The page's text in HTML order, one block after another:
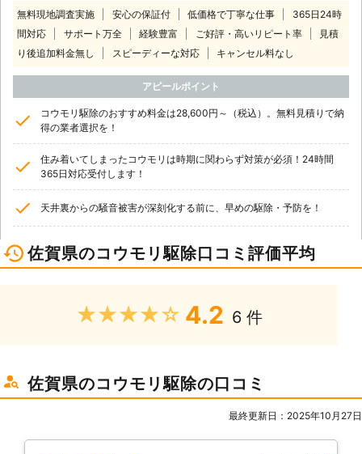
無料現地調査実施 安心の保証付 低価格で丁寧な仕事
365日24時
間対応
サポート万全 経験豊富 ご好評・高いリピート率
見積
り後追加料金無し
スピーディーな対応 キャンセル料なし
アピールポイント
コウモリ駆除のおすすめ料金は28,600円～（税込）。無料見積りで納
得の業者選択を！
住み着いてしまったコウモリは時期に関わらず対策が必須！24時間
365日対応受付します！
天井裏からの騒音被害が深刻化する前に、早めの駆除・予防を！
佐賀県のコウモリ駆除口コミ評価平均
★★★★★ 4.2 6 件
佐賀県のコウモリ駆除の口コミ
最終更新日：2025年10月27日